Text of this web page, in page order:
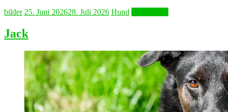
bilder 25. Juni 202628. Juli 2026 Hund
Jack